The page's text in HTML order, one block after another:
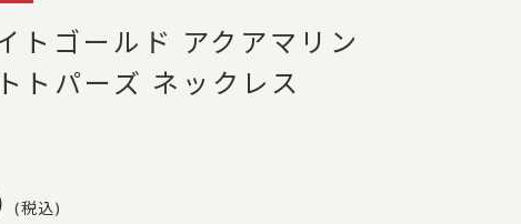
トゴールド アクアマリン
トパーズ ネックレス
税込